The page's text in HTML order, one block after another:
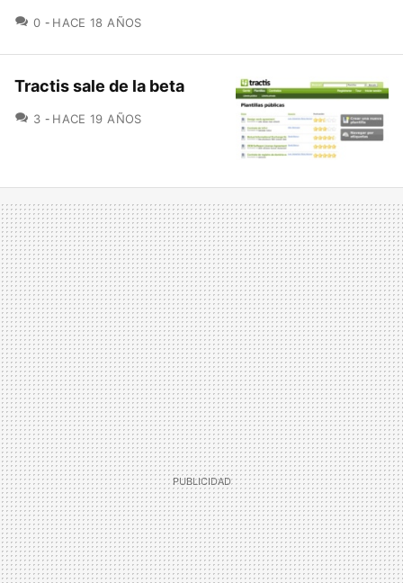
0 COMENTARIOS
HACE 18 AÑOS
Tractis sale de la beta
3 COMENTARIOS
HACE 19 AÑOS